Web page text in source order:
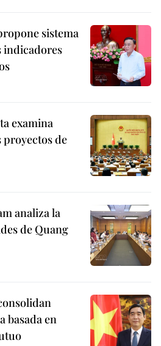
sistema
indicadores
examina
de
analiza la
de Quang
basada en